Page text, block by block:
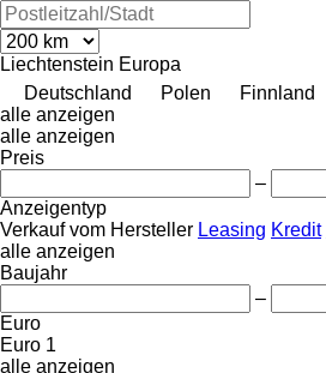
Liechtenstein Europa
Deutschland
Polen Finnland
alle anzeigen
alle anzeigen
Preis
–
Anzeigentyp
Verkauf vom Hersteller Leasing Kredit
alle anzeigen
Baujahr
–
Euro
Euro 1
alle anzeigen